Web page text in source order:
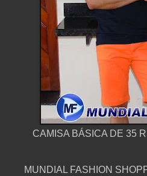
CAMISA BÁSICA DE 35
MUNDIAL FASHION